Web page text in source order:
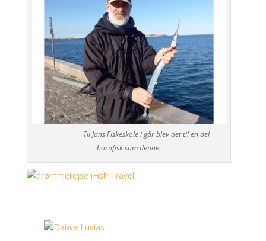
Til Jans Fiskeskole i går blev det til en del
hornfisk som denne.